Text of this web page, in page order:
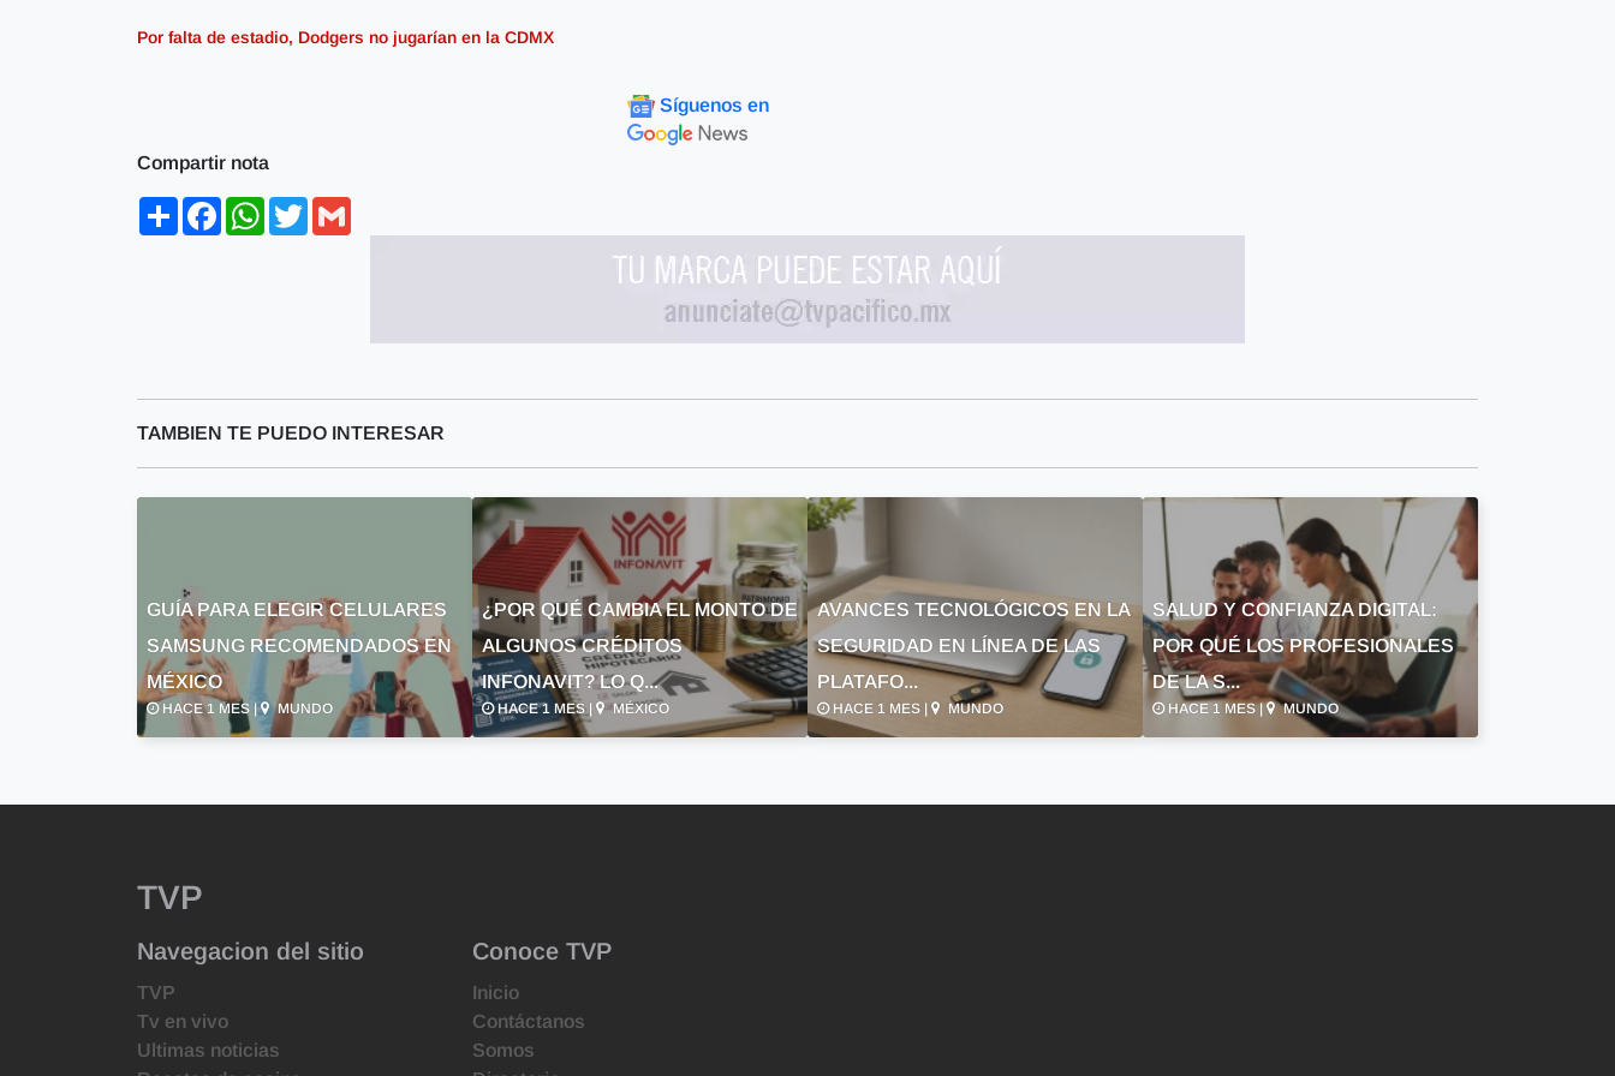
Por falta de estadio, Dodgers no jugarían en la CDMX
Síguenos en
Compartir nota
ShareFacebookWhatsApp
Twitter
TAMBIEN TE PUEDO INTERESAR
GUÍA PARA ELEGIR CELULARES
SAMSUNG RECOMENDADOS EN
MÉXICO
HACE 1 MES | MUNDO
¿POR QUÉ CAMBIA EL MONTO DE
ALGUNOS CRÉDITOS
INFONAVIT? LO Q...
HACE 1 MES | MÉXICO
AVANCES TECNOLÓGICOS EN LA
SEGURIDAD EN LÍNEA DE LAS
PLATAFO...
HACE 1 MES | MUNDO
SALUD Y CONFIANZA DIGITAL:
POR QUÉ LOS PROFESIONALES
DE LA S...
HACE 1 MES | MUNDO
TVP
Navegacion del sitio
TVP
Tv en vivo
Ultimas noticias
Conoce TVP
Inicio
Contáctanos
Somos